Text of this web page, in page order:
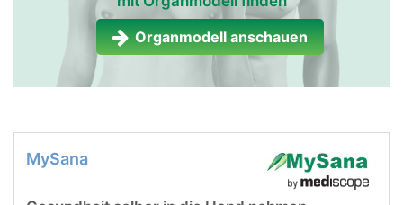
Organmodell anschauen
MySana